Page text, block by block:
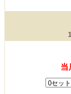
当